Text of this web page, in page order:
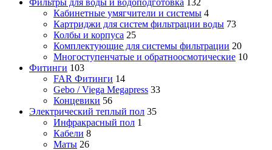
Кабинетные умягчители и системы 4
Картриджи для систем фильтрации воды 73
Колбы и корпуса 25
Комплектующие для системы фильтрации 20
Многоступенчатые и обратноосмотические 10
Фитинги 103
FAR Фитинги 14
Gebo / Viega Megapress 33
Концевики 56
Электрический теплый пол 35
Инфракрасный пол 1
Кабели 8
Маты 26